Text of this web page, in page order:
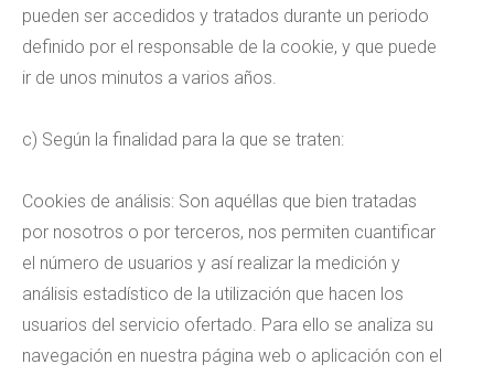
pueden ser accedidos y tratados durante un periodo
definido por el responsable de la cookie, y que puede
ir de unos minutos a varios años.
c) Según la finalidad para la que se traten:
Cookies de análisis: Son aquéllas que bien tratadas
por nosotros o por terceros, nos permiten cuantificar
el número de usuarios y así realizar la medición y
análisis estadístico de la utilización que hacen los
usuarios del servicio ofertado. Para ello se analiza su
navegación en nuestra página web o aplicación con el